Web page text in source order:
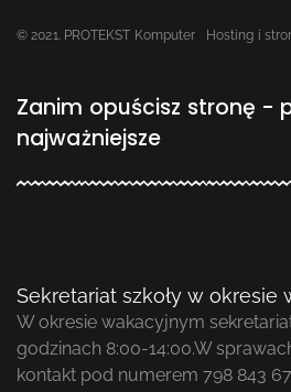
© 2021. PROTEKST Komputer Hosting i
Zanim opuścisz stronę -
najważniejsze
Sekretariat szkoły w okresie
W okresie wakacyjnym
godzinach 8:00-14:00.W
kontakt pod numerem 798 843